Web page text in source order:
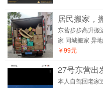
居民搬家，
东营步步高升搬
家 同城搬家 异
￥99元
27号东营出
本人自驾回老家